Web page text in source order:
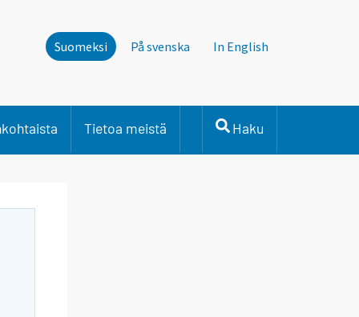
Suomeksi På svenska In English
Tietoa meistä Haku